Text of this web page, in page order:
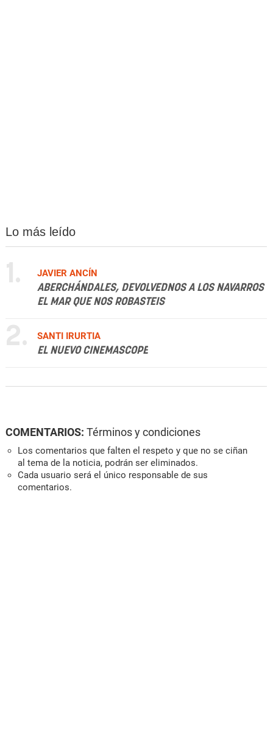
Lo más leído
1.
JAVIER ANCÍN
ABERCHÁNDALES, DEVOLVEDNOS A LOS NAVARROS
EL MAR QUE NOS ROBASTEIS
2.
SANTI IRURTIA
EL NUEVO CINEMASCOPE
COMENTARIOS: Términos y condiciones
Los comentarios que falten el respeto y que no se ciñan
al tema de la noticia, podrán ser eliminados.
Cada usuario será el único responsable de sus
comentarios.